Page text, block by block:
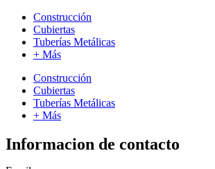
Construcción
Cubiertas
Tuberías Metálicas
+ Más
Construcción
Cubiertas
Tuberías Metálicas
+ Más
Informacion de contacto